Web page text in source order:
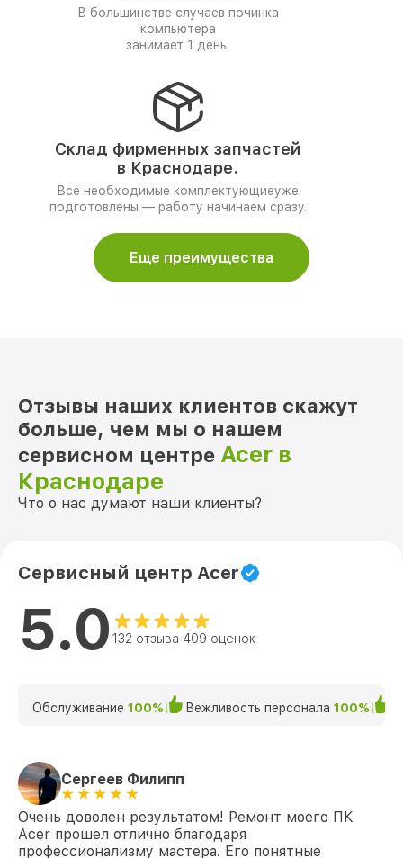
В большинстве случаев починка
компьютера
занимает 1 день.
Склад фирменных запчастей
в Краснодаре.
Все необходимые комплектующиеуже
подготовлены — работу начинаем сразу.
Еще преимущества
Отзывы наших клиентов скажут
больше, чем мы о нашем
сервисном центре Acer в
Краснодаре
Что о нас думают наши клиенты?
Сервисный центр Acer
5.0 132 отзыва 409 оценок
Обслуживание 100% Вежливость персонала 100%
Сергеев Филипп
Очень доволен результатом! Ремонт моего ПК
Acer прошел отлично благодаря
профессионализму мастера. Его понятные